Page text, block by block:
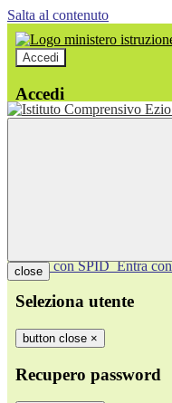
Salta al contenuto
Accedi
Accedi
Entra con SPID Entra
Seleziona utente
button close ×
Recupero password
close